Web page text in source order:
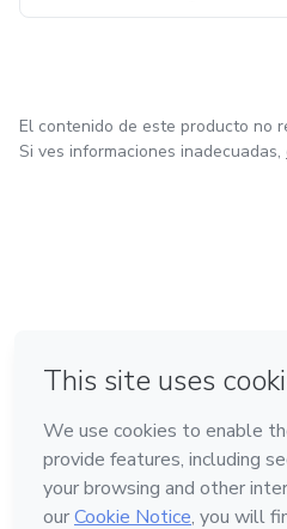
El contenido de este producto no
Si ves informaciones inadecuadas,
Hecho con❤ en Ciudad de
Conoce Hotmart